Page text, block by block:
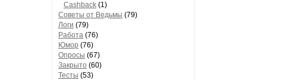
Cashback (1)
Советы от Ведьмы (79)
Логи (79)
Работа (76)
Юмор (76)
Опросы (67)
Закрыто (60)
Тесты (53)